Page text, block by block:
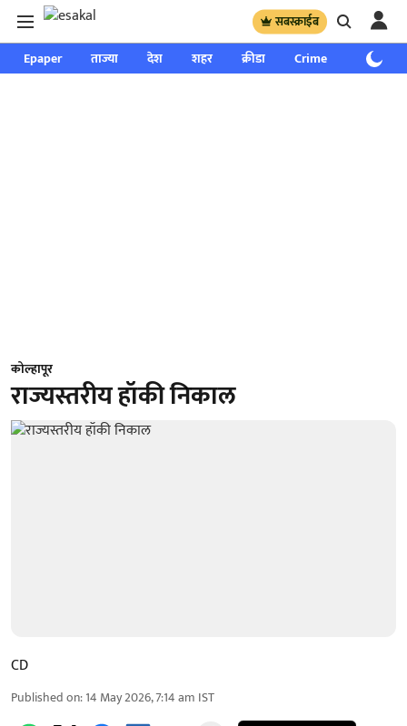
सबस्क्राईब
Epaper ताज्या देश शहर क्रीडा Crime साप्ताहिक
कोल्हापूर
राज्यस्तरीय हॉकी निकाल
CD
Published on:14 May 2026, 7:14 am IST